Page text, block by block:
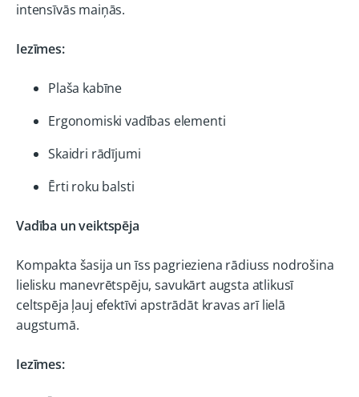
intensīvās maiņās.
Iezīmes:
Plaša kabīne
Ergonomiski vadības elementi
Skaidri rādījumi
Ērti roku balsti
Vadība un veiktspēja
Kompakta šasija un īss pagrieziena rādiuss nodrošina
lielisku manevrētspēju, savukārt augsta atlikusī
celtspēja ļauj efektīvi apstrādāt kravas arī lielā
augstumā.
Iezīmes: